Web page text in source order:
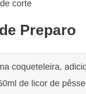
corte
Preparo
coqueteleira,
de licor de